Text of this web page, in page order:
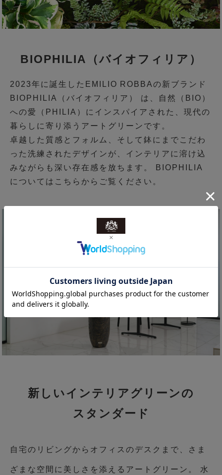
BIOPHILIA（バイオフィリア）
2023年に誕生したEMILIO ROBBAの新ブランド
BIOPHILIA（バイオフィリア） は、自然（BIO）
への愛（PHILIA）にインスパイアされた、現代の
暮らしに寄り添うアートグリーンです。
卓越した質感とフォルム、そして鉢にまでこだわ
った洗練されたデザインが、インテリアに溶け込
みながらも深い存在感を放ちます。 BIOPHILIA
については こちら からご覧ください。
新しいインテリアグリーンの
スタンダード
自宅のリビングからオフィスのデスクまで、さま
ざまな空間に美しさを添えるアートグリーン。 水